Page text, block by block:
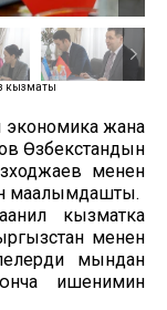
кызматы
экономика жана
Өзбекстандын
менен
маалымдашты.
кызматка
менен
мындан
ишенимин